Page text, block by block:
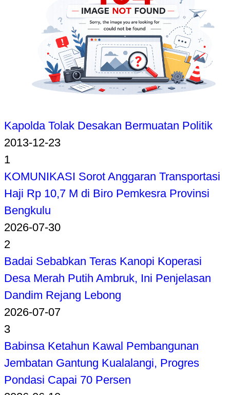
Kapolda Tolak Desakan Bermuatan Politik
2013-12-23
1
KOMUNIKASI Sorot Anggaran Transportasi
Haji Rp 10,7 M di Biro Pemkesra Provinsi
Bengkulu
2026-07-30
2
Badai Sebabkan Teras Kanopi Koperasi
Desa Merah Putih Ambruk, Ini Penjelasan
Dandim Rejang Lebong
2026-07-07
3
Babinsa Ketahun Kawal Pembangunan
Jembatan Gantung Kualalangi, Progres
Pondasi Capai 70 Persen